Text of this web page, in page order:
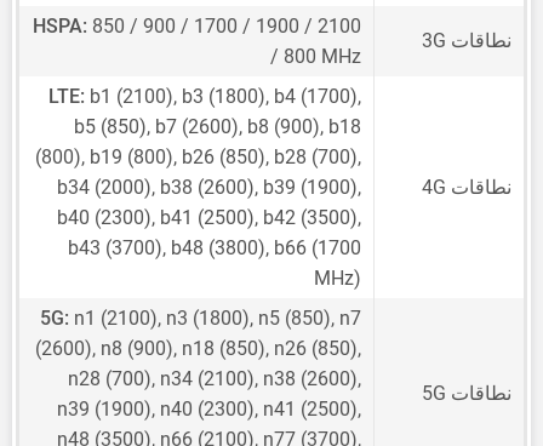
نطاقات 3G
HSPA: 850 / 900 / 1700 / 1900 / 2100
/ 800 MHz
نطاقات 4G
LTE: b1 (2100), b3 (1800), b4 (1700),
b5 (850), b7 (2600), b8 (900), b18
(800), b19 (800), b26 (850), b28 (700),
b34 (2000), b38 (2600), b39 (1900),
b40 (2300), b41 (2500), b42 (3500),
b43 (3700), b48 (3800), b66 (1700
MHz)
نطاقات 5G
5G: n1 (2100), n3 (1800), n5 (850), n7
(2600), n8 (900), n18 (850), n26 (850),
n28 (700), n34 (2100), n38 (2600),
n39 (1900), n40 (2300), n41 (2500),
n48 (3500), n66 (2100), n77 (3700),